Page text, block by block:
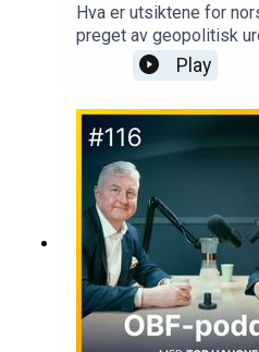
Hva er utsiktene for
preget av geopolitisk
denne episoden møter
profilerte
Deloitte Norge, til en
usikre tider og hvordan
med økende
Noblewolf AS.
Play